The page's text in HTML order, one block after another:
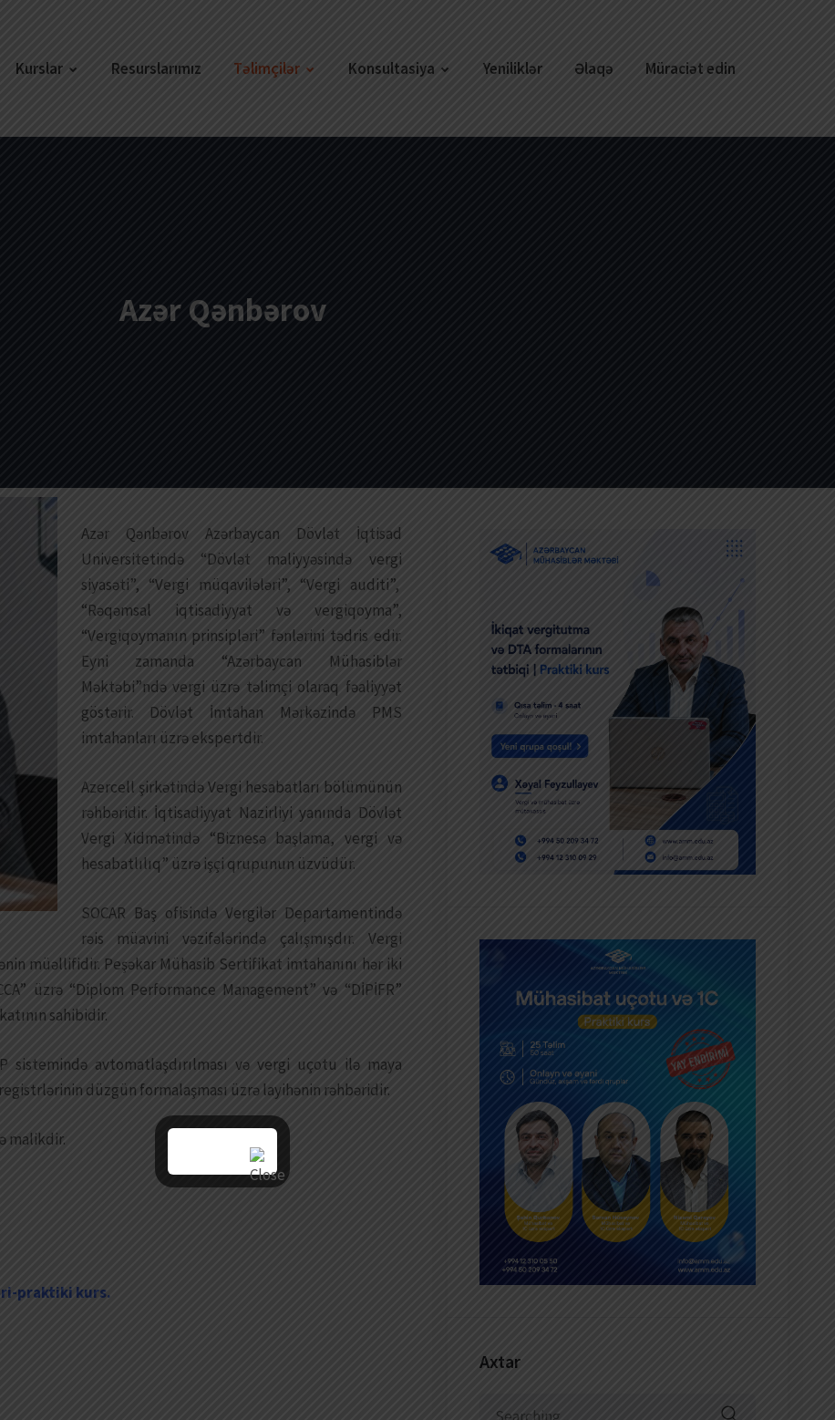
Kurslar Resurslarımız Təlimçilər Konsultasiya Yeniliklər Əlaqə Müraciət edin
Azər Qənbərov
Azər Qənbərov Azərbaycan Dövlət İqtisad
Universitetində “Dövlət maliyyəsində vergi
siyasəti”, “Vergi müqavilələri”, “Vergi auditi”,
“Rəqəmsal iqtisadiyyat və vergiqoyma”,
“Vergiqoymanın prinsipləri” fənlərini tədris edir.
Eyni zamanda “Azərbaycan Mühasiblər
Məktəbi”ndə vergi üzrə təlimçi olaraq fəaliyyət
göstərir. Dövlət İmtahan Mərkəzində PMS
imtahanları üzrə ekspertdir.
Azercell şirkətində Vergi hesabatları bölümünün
rəhbəridir. İqtisadiyyat Nazirliyi yanında Dövlət
Vergi Xidmətində “Biznesə başlama, vergi və
hesabatlılıq” üzrə işçi qrupunun üzvüdür.
SOCAR Baş ofisində Vergilər Departamentində
rəis müavini vəzifələrində çalışmışdır. Vergi
müəllifidir. Peşəkar Mühasib Sertifikat imtahanını hər iki
üzrə “Diplom Performance Management” və “DİPİFR”
sahibidir.
sistemində avtomatlaşdırılması və vergi uçotu ilə maya
düzgün formalaşması üzrə layihənin rəhbəridir.
malikdir.
praktiki kurs.
Axtar